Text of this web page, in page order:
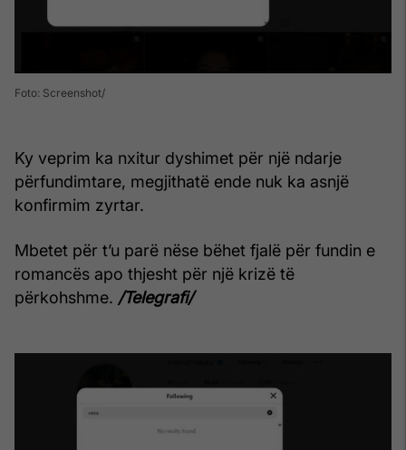
Foto: Screenshot
Ky veprim ka nxitur dyshimet për një ndarje
përfundimtare, megjithatë ende nuk ka asnjë
konfirmim zyrtar.
Mbetet për t’u parë nëse bëhet fjalë për fundin e
romancës apo thjesht për një krizë të
përkohshme. /Telegrafi/